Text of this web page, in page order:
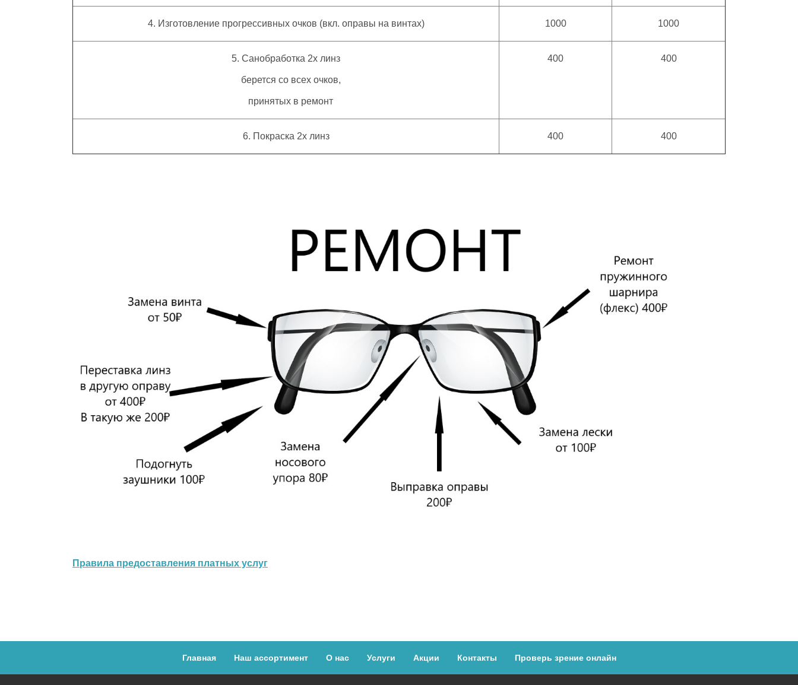
4. Изготовление прогрессивных очков (вкл. оправы на винтах) 1000 1000
5. Санобработка 2х линз
берется со всех очков,
принятых в ремонт
400 400
6. Покраска 2х линз 400 400
Правила предоставления платных услуг
Главная Наш ассортимент О нас Услуги Акции Контакты Проверь зрение онлайн